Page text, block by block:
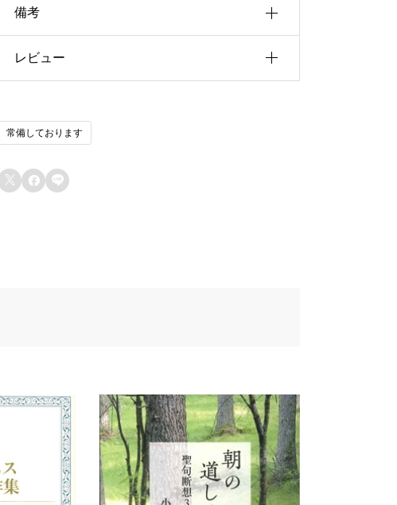
備考
u30b5u30a4u30ba
u51fau7248u793e
u642du8f09u6b4cu96c6
レビュー
イン済みのユーザーのみレビューを残すこ
常備しております
  